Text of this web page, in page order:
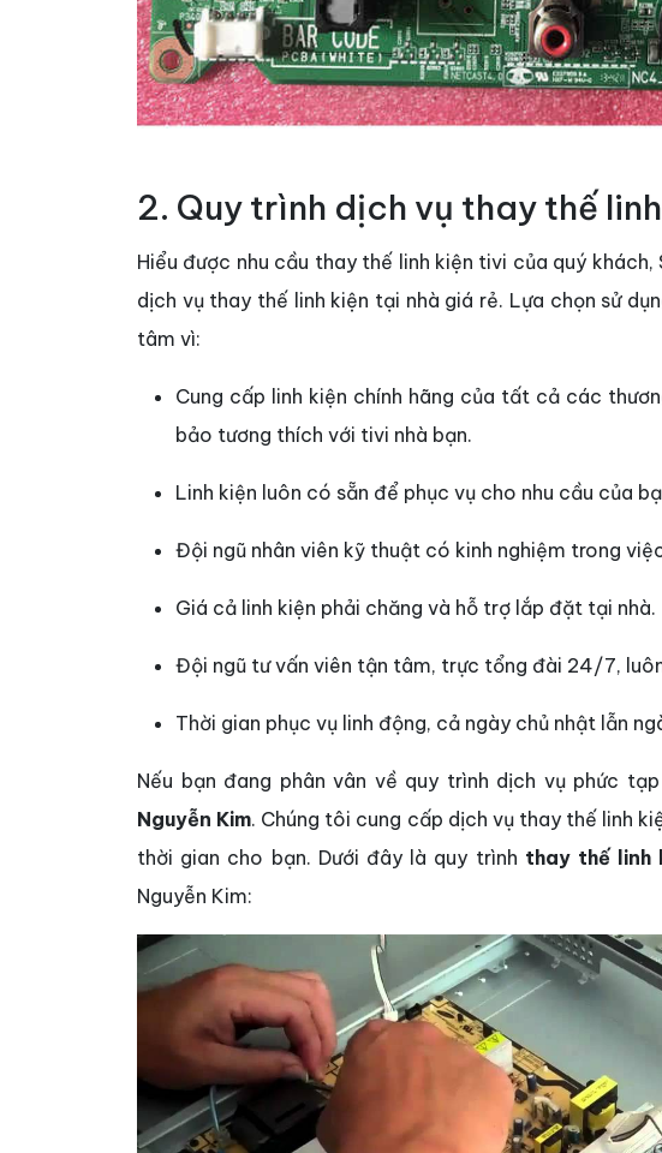
2. Quy trình dịch vụ thay thế
Hiểu được nhu cầu thay thế linh kiện tivi của quý
dịch vụ thay thế linh kiện tại nhà giá rẻ. Lựa chọn sử
tâm vì:
Cung cấp linh kiện chính hãng của tất cả các
bảo tương thích với tivi nhà bạn.
Linh kiện luôn có sẵn để phục vụ cho nhu cầu của
Đội ngũ nhân viên kỹ thuật có kinh nghiệm trong
Giá cả linh kiện phải chăng và hỗ trợ lắp đặt tại nhà.
Đội ngũ tư vấn viên tận tâm, trực tổng đài 24/7,
Thời gian phục vụ linh động, cả ngày chủ nhật lẫn
Nếu bạn đang phân vân về quy trình dịch vụ phức
Nguyễn Kim. Chúng tôi cung cấp dịch vụ thay thế linh
thời gian cho bạn. Dưới đây là quy trình thay thế linh
Nguyễn Kim: